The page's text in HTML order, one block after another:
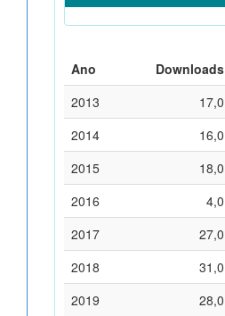
Ano Downloads
2013
17,0
2014
16,0
2015
18,0
2016
4,0
2017
27,0
2018
31,0
2019
28,0